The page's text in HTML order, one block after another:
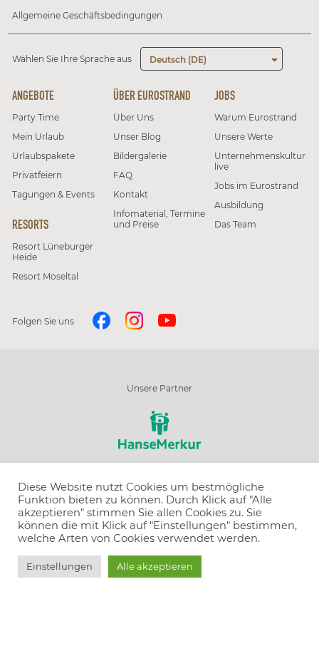
Resort wählen
Angebot wählen
Buchen
Allgemeine Geschäftsbedingungen
Wählen Sie Ihre Sprache aus Deutsch (DE)
ANGEBOTE
Party Time
Mein Urlaub
Urlaubspakete
Privatfeiern
Tagungen & Events
RESORTS
Resort Lüneburger
Heide
Resort Moseltal
ÜBER EUROSTRAND
Über Uns
Unser Blog
Bildergalerie
FAQ
Kontakt
Infomaterial, Termine
und Preise
JOBS
Warum Eurostrand
Unsere Werte
Unternehmenskultur
live
Jobs im Eurostrand
Ausbildung
Das Team
Folgen Sie uns
Unsere Partner
Wir sind ausgezeichnet
Diese Website nutzt Cookies um bestmögliche
Funktion bieten zu können. Durch Klick auf "Alle
akzeptieren" stimmen Sie allen Cookies zu. Sie
können die mit Klick auf "Einstellungen" bestimmen,
welche Arten von Cookies verwendet werden.
Einstellungen Alle akzeptieren